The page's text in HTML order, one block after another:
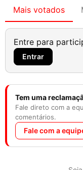
Mais votados
Entre para
Entrar
Tem uma
Fale direto com a
comentários.
Fale com a